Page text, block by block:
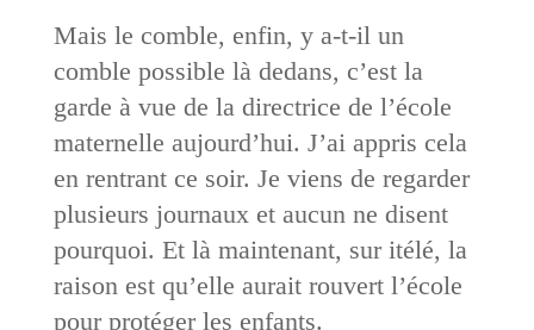
Mais le comble, enfin, y a-t-il un
comble possible là dedans, c’est la
garde à vue de la directrice de l’école
maternelle aujourd’hui. J’ai appris cela
en rentrant ce soir. Je viens de regarder
plusieurs journaux et aucun ne disent
pourquoi. Et là maintenant, sur itélé, la
raison est qu’elle aurait rouvert l’école
pour protéger les enfants.